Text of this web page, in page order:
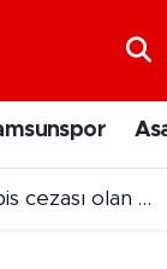
şahıs yakalandı